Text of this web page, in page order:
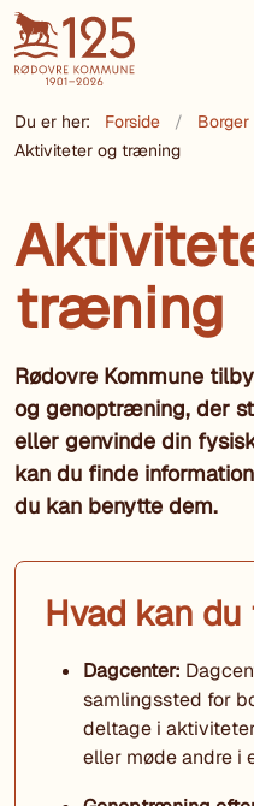
Du er her: Forside Borger
Aktiviteter og træning
træning
Rødovre Kommune
og genoptræning, der
eller genvinde din
kan du finde
du kan benytte dem.
Hvad kan
Dagcenter:
samlingssted for
deltage i
eller møde andre i